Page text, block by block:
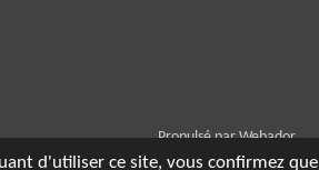
d'utiliser ce site, vous confirmez que
Propulsé parWebador